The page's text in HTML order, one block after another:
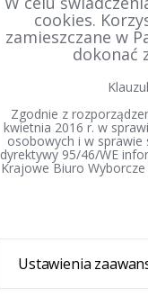
cookies.
zamieszczane w
dokonać
Zgodnie z
kwietnia 2016 r. w
osobowych i w sprawie
dyrektywy 95/46/WE
Krajowe Biuro
Ustawienia